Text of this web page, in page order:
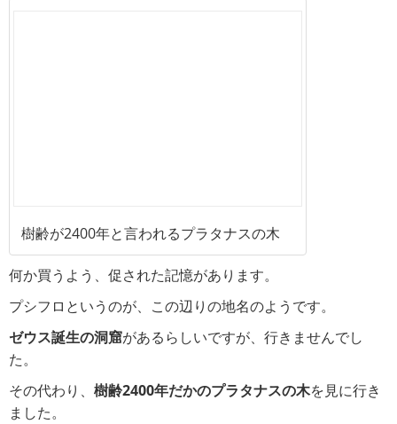
樹齢が2400年と言われるプラタナスの木
何か買うよう、促された記憶があります。
プシフロというのが、この辺りの地名のようです。
ゼウス誕生の洞窟があるらしいですが、行きませんでし
た。
その代わり、 樹齢2400年だかのプラタナスの木を見に行き
ました。